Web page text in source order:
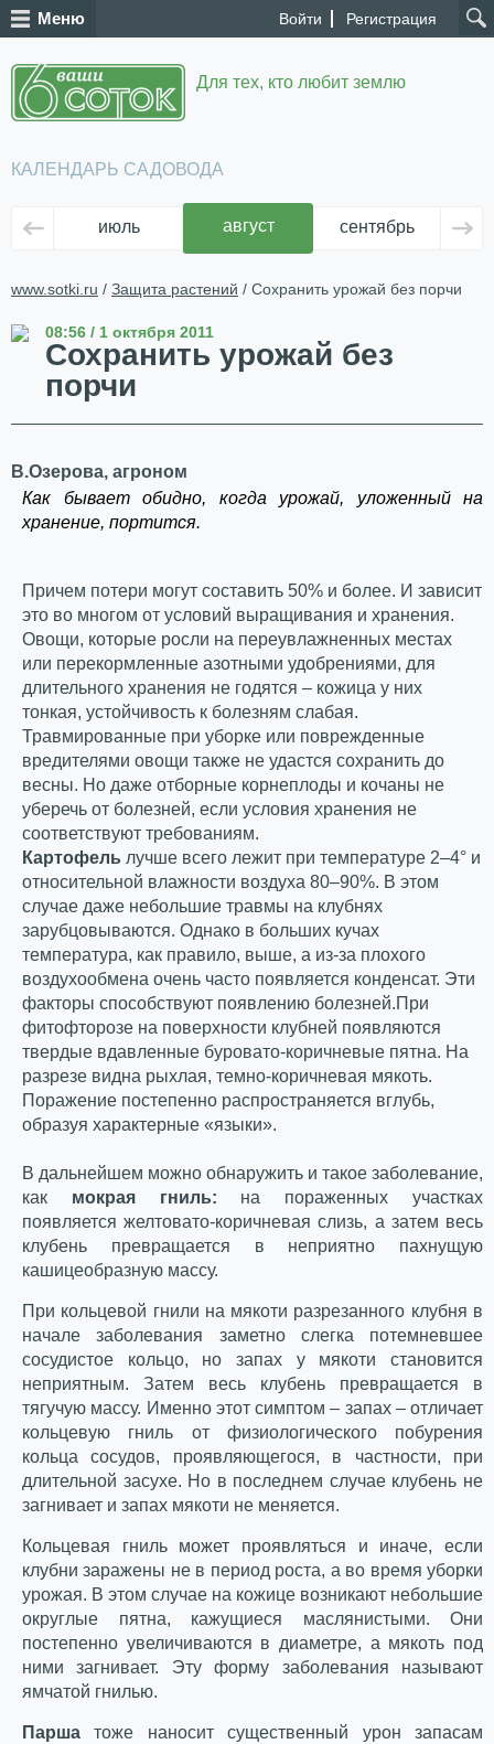
Войти Регистрация
Меню
Для тех, кто любит землю
КАЛЕНДАРЬ САДОВОДА
июль август сентябрь
www.sotki.ru / Защита растений / Сохранить урожай без порчи
08:56 / 1 октября 2011
Сохранить урожай без
порчи
В.Озерова, агроном
Как бывает обидно, когда урожай, уложенный на
хранение, портится.
Причем потери могут составить 50% и более. И зависит
это во многом от условий выращивания и хранения.
Овощи, которые росли на переувлажненных местах
или перекормленные азотными удобрениями, для
длительного хранения не годятся – кожица у них
тонкая, устойчивость к болезням слабая.
Травмированные при уборке или поврежденные
вредителями овощи также не удастся сохранить до
весны. Но даже отборные корнеплоды и кочаны не
уберечь от болезней, если условия хранения не
соответствуют требованиям.
Картофель лучше всего лежит при температуре 2–4° и
относительной влажности воздуха 80–90%. В этом
случае даже небольшие травмы на клубнях
зарубцовываются. Однако в больших кучах
температура, как правило, выше, а из-за плохого
воздухообмена очень часто появляется конденсат. Эти
факторы способствуют появлению болезней.При
фитофторозе на поверхности клубней появляются
твердые вдавленные буровато-коричневые пятна. На
разрезе видна рыхлая, темно-коричневая мякоть.
Поражение постепенно распространяется вглубь,
образуя характерные «языки».
В дальнейшем можно обнаружить и такое заболевание,
как мокрая гниль: на пораженных участках
появляется желтовато-коричневая слизь, а затем весь
клубень превращается в неприятно пахнущую
кашицеобразную массу.
При кольцевой гнили на мякоти разрезанного клубня в
начале заболевания заметно слегка потемневшее
сосудистое кольцо, но запах у мякоти становится
неприятным. Затем весь клубень превращается в
тягучую массу. Именно этот симптом – запах – отличает
кольцевую гниль от физиологического побурения
кольца сосудов, проявляющегося, в частности, при
длительной засухе. Но в последнем случае клубень не
загнивает и запах мякоти не меняется.
Кольцевая гниль может проявляться и иначе, если
клубни заражены не в период роста, а во время уборки
урожая. В этом случае на кожице возникают небольшие
округлые пятна, кажущиеся маслянистыми. Они
постепенно увеличиваются в диаметре, а мякоть под
ними загнивает. Эту форму заболевания называют
ямчатой гнилью.
Парша тоже наносит существенный урон запасам